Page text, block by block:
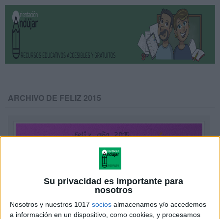
Su privacidad es importante para
nosotros
Nosotros y nuestros 1017 socios almacenamos y/o accedemos
a información en un dispositivo, como cookies, y procesamos
ARCHIVO DE FELIZ 2015